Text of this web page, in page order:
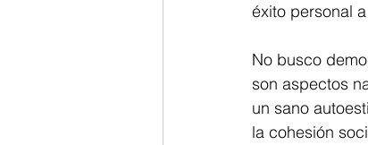
éxito personal
No busco
son aspectos
un sano
la cohesión